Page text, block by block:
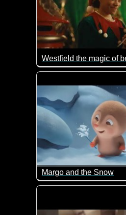
Westfield the magic of
The Magic of
Margo and the Snow
Ein Engelchen im